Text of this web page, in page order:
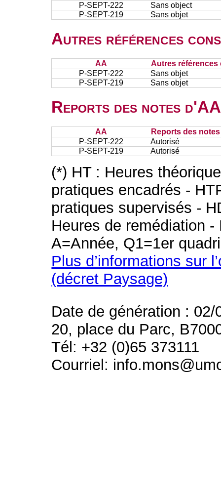
P-SEPT-222
Sans object
P-SEPT-219
Sans objet
Autres références
AA
Autres références
P-SEPT-222
Sans objet
P-SEPT-219
Sans objet
Reports des notes
AA
Reports des
P-SEPT-222
Autorisé
P-SEPT-219
Autorisé
(*) HT : Heures
pratiques encadrés -
pratiques supervisés -
Heures de remédiation
A=Année, Q1=1er
Plus d’informations sur
(décret Paysage)
Date de génération : 02/
20, place du Parc,
Tél: +32 (0)65 373111
Courriel: